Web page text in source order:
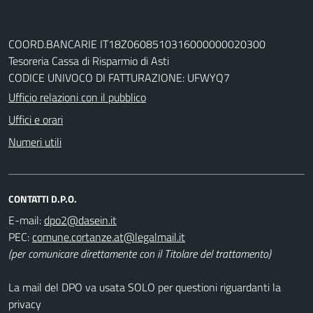
COORD.BANCARIE IT18Z0608510316000000020300
Tesoreria Cassa di Risparmio di Asti
CODICE UNIVOCO DI FATTURAZIONE: UFWYQ7
Ufficio relazioni con il pubblico
Uffici e orari
Numeri utili
CONTATTI D.P.O.
E-mail:
PEC:
(per comunicare direttamente con il Titolare del trattamento)
La mail del DPO va usata SOLO per questioni riguardanti la
privacy